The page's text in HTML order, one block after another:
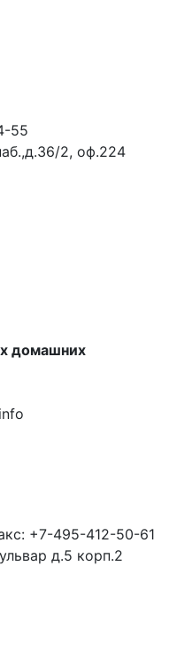
55
2, оф.224
домашних
+7-495-412-50-61
д.5 корп.2